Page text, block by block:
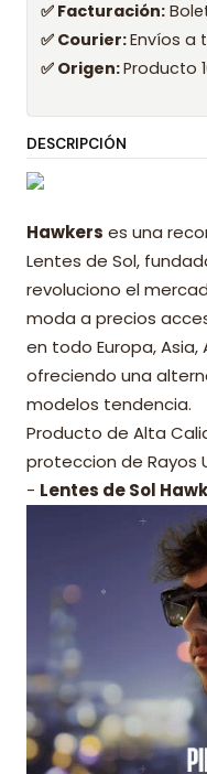
✅ Facturación:
✅ Courier:Envíos a
✅ Origen:Producto
DESCRIPCIÓN
Hawkers es una
Lentes de Sol,
revoluciono el
moda a precios
en todo Europa,
ofreciendo una
modelos tendencia.
Producto de Alta
proteccion de Rayos
- Lentes de Sol